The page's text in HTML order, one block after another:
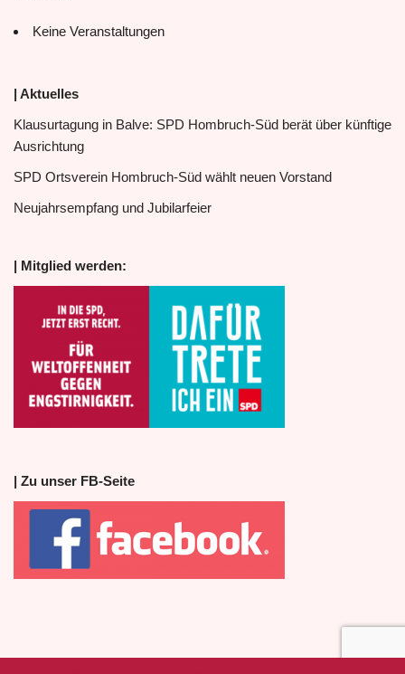
Keine Veranstaltungen
| Aktuelles
Klausurtagung in Balve: SPD Hombruch-Süd berät über künftige
Ausrichtung
SPD Ortsverein Hombruch-Süd wählt neuen Vorstand
Neujahrsempfang und Jubilarfeier
| Mitglied werden:
| Zu unser FB-Seite